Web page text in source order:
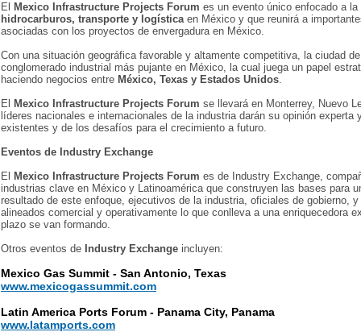
El Mexico Infrastructure Projects Forum es un evento único enfocado a la
hidrocarburos, transporte y logística en México y que reunirá a
asociadas con los proyectos de envergadura en México.
Con una situación geográfica favorable y altamente competitiva, la ciudad
conglomerado industrial más pujante en México, la cual juega un papel
haciendo negocios entre México, Texas y Estados Unidos.
El
Mexico Infrastructure Projects Forum se llevará en Monterrey, Nuevo
líderes nacionales e internacionales de la industria darán su opinión
existentes y de los desafíos para el crecimiento a futuro.
Eventos de Industry Exchange
El
Mexico Infrastructure Projects Forum es de Industry Exchange,
industrias clave en México y Latinoamérica que construyen las bases para
resultado de este enfoque, ejecutivos de la industria, oficiales de gobierno,
alineados comercial y operativamente lo que conlleva a una enriquecedora
plazo se van formando.
Otros eventos de Industry Exchange incluyen:
Mexico Gas Summit - San Antonio, Texas
www.mexicogassummit.com
Latin America Ports Forum - Panama City, Panama
www.latamports.com